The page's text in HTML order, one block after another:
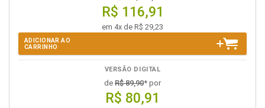
R$ 116,91
em 4x de R$ 29,23
ADICIONAR AO
CARRINHO
VERSÃO DIGITAL
de R$ 89,90* por
R$ 80,91